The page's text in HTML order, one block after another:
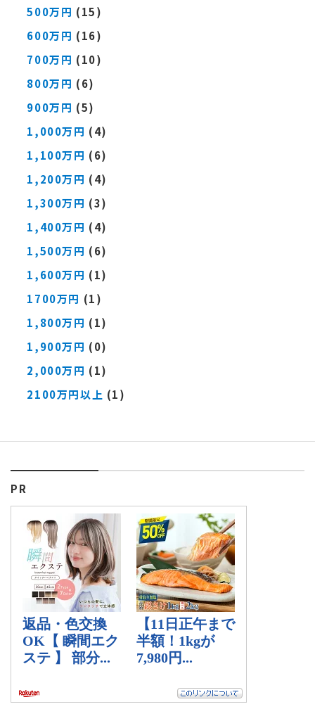
500万円 (15)
600万円 (16)
700万円 (10)
800万円 (6)
900万円 (5)
1,000万円 (4)
1,100万円 (6)
1,200万円 (4)
1,300万円 (3)
1,400万円 (4)
1,500万円 (6)
1,600万円 (1)
1700万円 (1)
1,800万円 (1)
1,900万円 (0)
2,000万円 (1)
2100万円以上 (1)
PR